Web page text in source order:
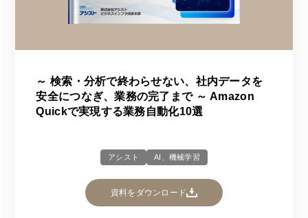
～ 検索・分析で終わらせない、社内データを
安全につなぎ、業務の完了まで ～ Amazon
Quickで実現する業務自動化10選
アシスト AI、機械学習
資料をダウンロード